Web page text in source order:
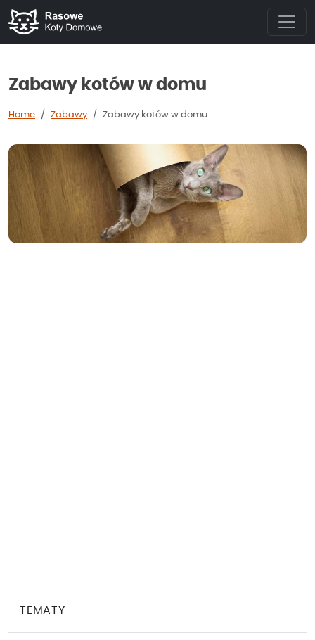
Zabawy kotów w domu
Home Zabawy Zabawy kotów w domu
TEMATY